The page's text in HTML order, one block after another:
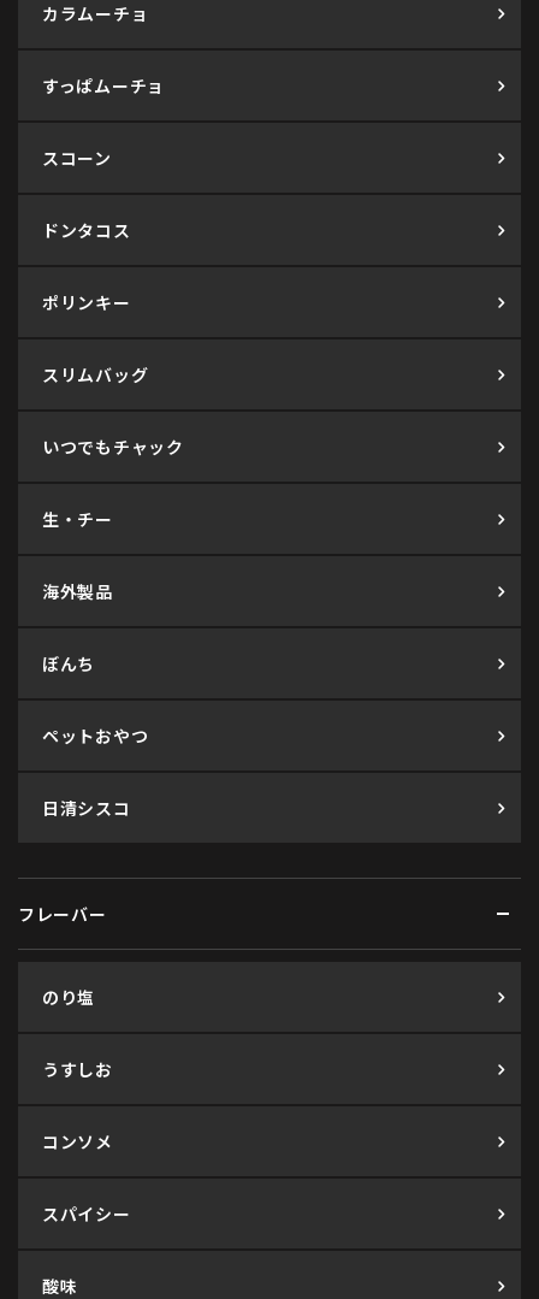
カラムーチョ
すっぱムーチョ
スコーン
ドンタコス
ポリンキー
スリムバッグ
いつでもチャック
生・チー
海外製品
ぼんち
ペットおやつ
日清シスコ
フレーバー
のり塩
うすしお
コンソメ
スパイシー
酸味